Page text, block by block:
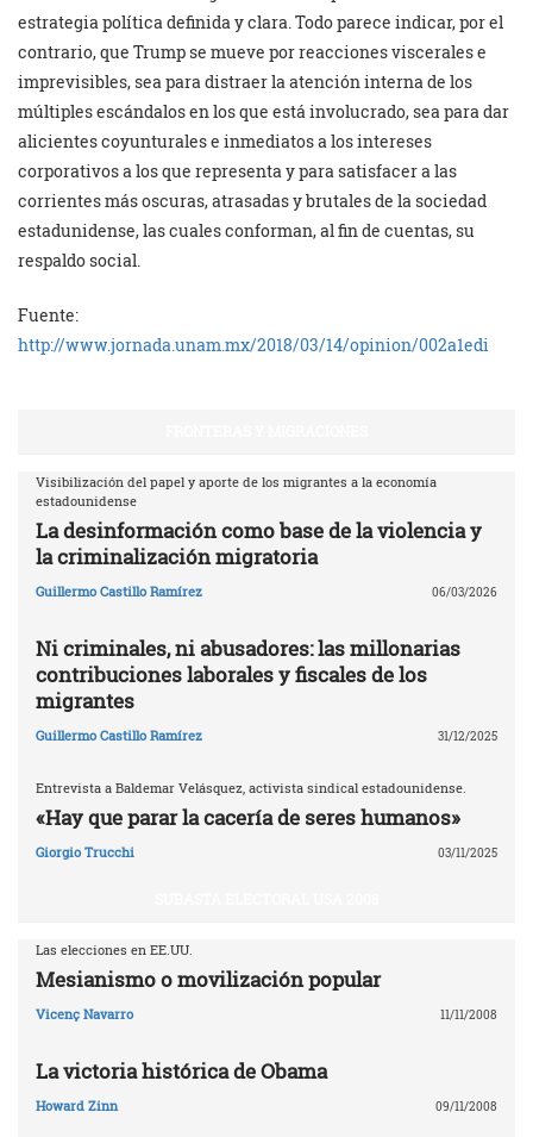
estrategia política definida y clara. Todo parece indicar, por el
contrario, que Trump se mueve por reacciones viscerales e
imprevisibles, sea para distraer la atención interna de los
múltiples escándalos en los que está involucrado, sea para dar
alicientes coyunturales e inmediatos a los intereses
corporativos a los que representa y para satisfacer a las
corrientes más oscuras, atrasadas y brutales de la sociedad
estadunidense, las cuales conforman, al fin de cuentas, su
respaldo social.
Fuente:
http://www.jornada.unam.mx/2018/03/14/opinion/002a1edi
Visibilización del papel y aporte de los migrantes a la economía
estadounidense
La desinformación como base de la violencia y
la criminalización migratoria
Guillermo Castillo Ramírez 06/03/2026
Ni criminales, ni abusadores: las millonarias
contribuciones laborales y fiscales de los
migrantes
Guillermo Castillo Ramírez 31/12/2025
Entrevista a Baldemar Velásquez, activista sindical estadounidense.
«Hay que parar la cacería de seres humanos»
Giorgio Trucchi 03/11/2025
Las elecciones en EE.UU.
Mesianismo o movilización popular
Vicenç Navarro 11/11/2008
La victoria histórica de Obama
Howard Zinn 09/11/2008